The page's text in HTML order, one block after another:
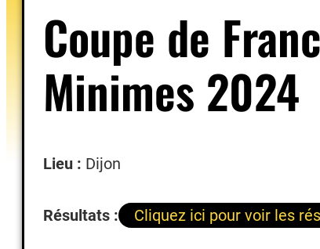
Coupe de
Minimes 2024
Lieu : Dijon
Résultats : Cliquez ici pour voir les